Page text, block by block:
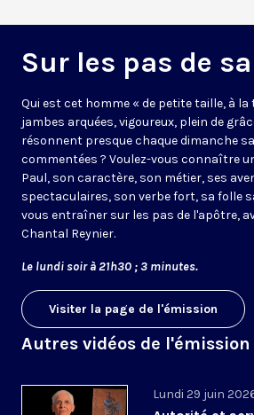
Sur les pas de
Qui est cet homme « de petite taille, à la
jambes arquées, vigoureux, plein de
résonnent presque chaque dimanche
commentées ? Voulez-vous connaître
Paul, son caractère, son métier, ses
spectaculaires, son verbe fort, sa folle
vous entraîner sur les pas de l'apôtre,
Chantal Reynier.
Le lundi soir à 21h30 ; 3 minutes.
Visiter la page de l'émission
Autres vidéos de l'émission
Lundi 29 juin